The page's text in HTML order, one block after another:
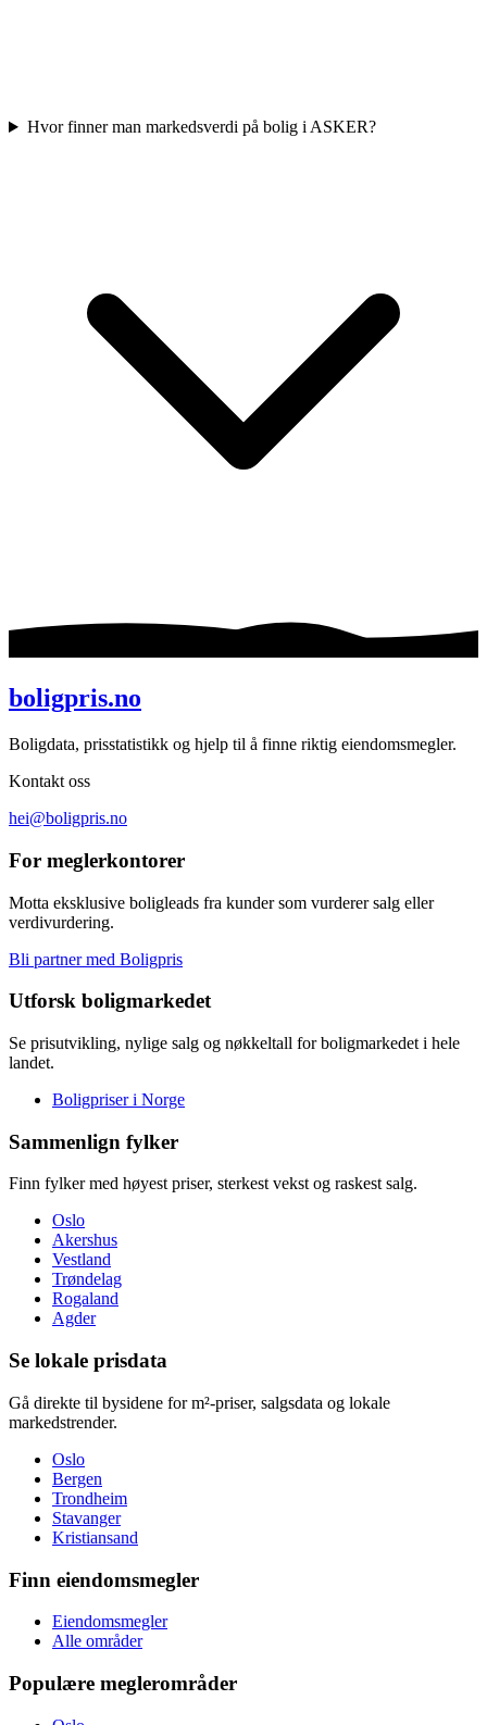
Hvor finner man markedsverdi på bolig i ASKER?
boligpris.no
Boligdata, prisstatistikk og hjelp til å finne riktig eiendomsmegler.
Kontakt oss
hei@boligpris.no
For meglerkontorer
Motta eksklusive boligleads fra kunder som vurderer salg eller
verdivurdering.
Bli partner med Boligpris
Utforsk boligmarkedet
Se prisutvikling, nylige salg og nøkkeltall for boligmarkedet i hele
landet.
Boligpriser i Norge
Sammenlign fylker
Finn fylker med høyest priser, sterkest vekst og raskest salg.
Oslo
Akershus
Vestland
Trøndelag
Rogaland
Agder
Se lokale prisdata
Gå direkte til bysidene for m²-priser, salgsdata og lokale
markedstrender.
Oslo
Bergen
Trondheim
Stavanger
Kristiansand
Finn eiendomsmegler
Eiendomsmegler
Alle områder
Populære meglerområder